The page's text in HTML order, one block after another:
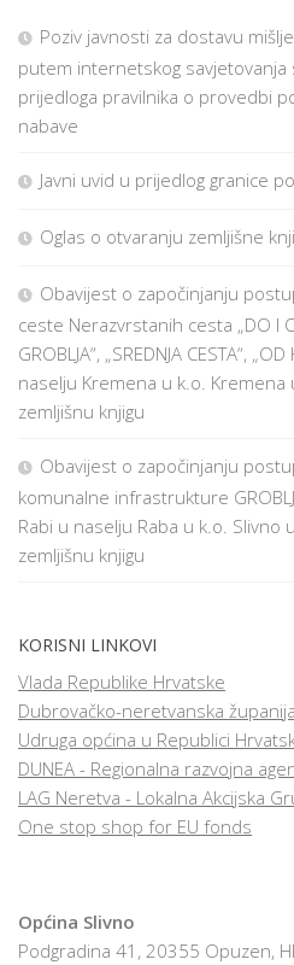
Poziv javnosti za dostavu
putem internetskog savjetovanja
prijedloga pravilnika o provedbi
nabave
Javni uvid u prijedlog granice
Oglas o otvaranju zemljišne
Obavijest o započinjanju
ceste Nerazvrstanih cesta „DO I
GROBLJA“, „SREDNJA CESTA“,
naselju Kremena u k.o.
zemljišnu knjigu
Obavijest o započinjanju
komunalne infrastrukture
Rabi u naselju Raba u k.o. Slivno
zemljišnu knjigu
KORISNI LINKOVI
Vlada Republike Hrvatske
Dubrovačko-neretvanska županija
Udruga općina u Republici
DUNEA - Regionalna razvojna
LAG Neretva - Lokalna Akcijska
One stop shop for EU fonds
Općina Slivno
Podgradina 41, 20355 Opuzen,